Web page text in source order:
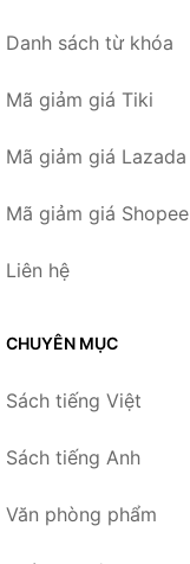
Danh sách từ khóa
Mã giảm giá Tiki
Mã giảm giá Lazada
Mã giảm giá Shopee
Liên hệ
CHUYÊN MỤC
Sách tiếng Việt
Sách tiếng Anh
Văn phòng phẩm